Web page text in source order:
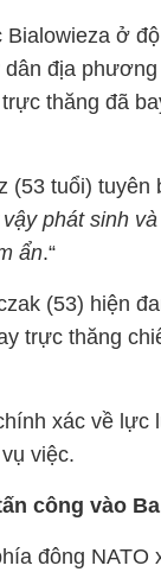
ở
dân địa
thăng đã
(53 tuổi) tuyên
phát sinh
ẩn.“
(53) hiện
trực thăng
xác về lực
việc.
công vào
đông NATO